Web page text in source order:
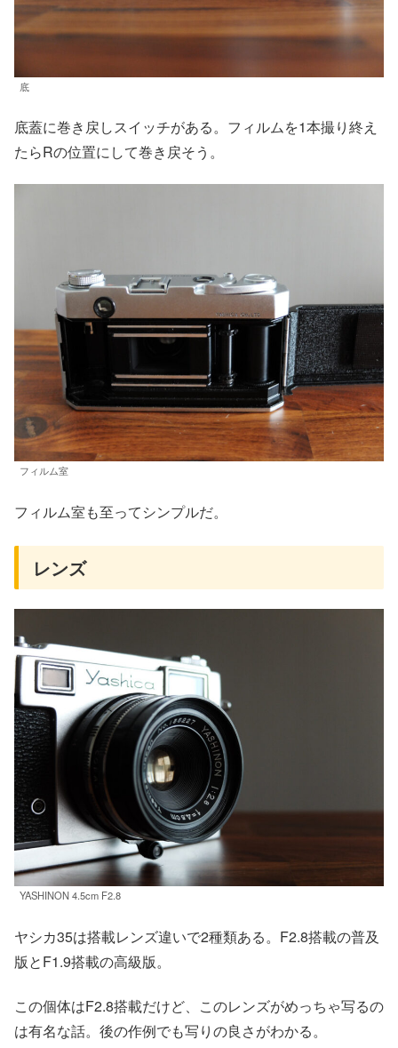
底
底蓋に巻き戻しスイッチがある。フィルムを1本撮り終え
たらRの位置にして巻き戻そう。
フィルム室
フィルム室も至ってシンプルだ。
レンズ
YASHINON 4.5cm F2.8
ヤシカ35は搭載レンズ違いで2種類ある。F2.8搭載の普及
版とF1.9搭載の高級版。
この個体はF2.8搭載だけど、このレンズがめっちゃ写るの
は有名な話。後の作例でも写りの良さがわかる。